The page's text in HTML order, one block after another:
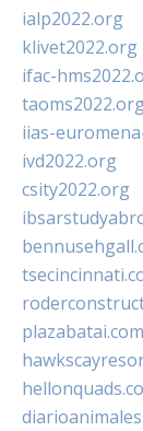
ialp2022.org
klivet2022.org
ifac-
iias-
ivd2022.org
csity2022.org
plazabatai.com